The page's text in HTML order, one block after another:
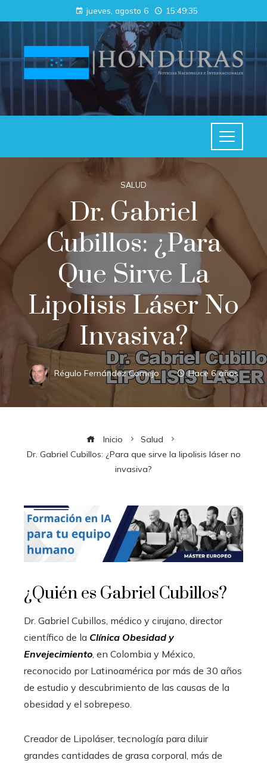
jueves, agosto 6 15:49:35
SALUD
Dr. Gabriel
Cubillos: ¿Para
Que Sirve La
Lipolisis Láser No
Invasiva?
Régulo Fernández Comejo Hace 6 años
Inicio
Salud
Dr. Gabriel Cubillos: ¿Para que sirve la lipolisis láser no
invasiva?
¿Quién es Gabriel Cubillos?
Dr. Gabriel Cubillos, médico y cirujano, director
científico de la Clínica Obesidad y
Envejecimiento , en Colombia y México,
reconocido por Latinoamérica por más de 30 años
de estudio y descubrimiento de las causas de la
obesidad y el sobrepeso.
Creador de Lipoláser, tecnología para diluir
grandes cantidades de grasa corporal, más de